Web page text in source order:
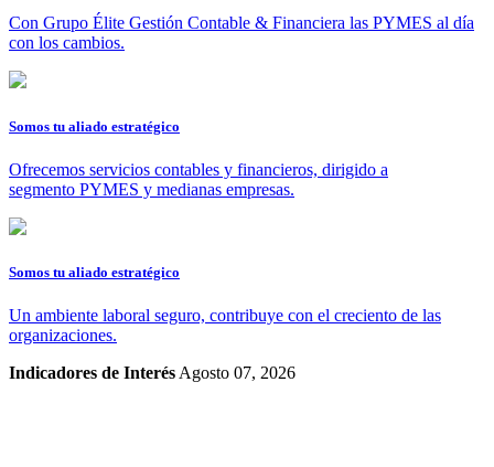
Con Grupo Élite Gestión Contable & Financiera las PYMES al día
con los cambios.
Somos tu aliado estratégico
Ofrecemos servicios contables y financieros, dirigido a
segmento PYMES y medianas empresas.
Somos tu aliado estratégico
Un ambiente laboral seguro, contribuye con el creciento de las
organizaciones.
Indicadores de Interés Agosto 07, 2026